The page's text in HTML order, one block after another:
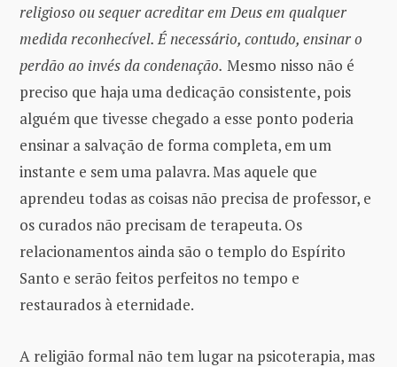
religioso ou sequer acreditar em Deus em qualquer
medida reconhecível. É necessário, contudo, ensinar o
perdão ao invés da condenação. Mesmo nisso não é
preciso que haja uma dedicação consistente, pois
alguém que tivesse chegado a esse ponto poderia
ensinar a salvação de forma completa, em um
instante e sem uma palavra. Mas aquele que
aprendeu todas as coisas não precisa de professor, e
os curados não precisam de terapeuta. Os
relacionamentos ainda são o templo do Espírito
Santo e serão feitos perfeitos no tempo e
restaurados à eternidade.
A religião formal não tem lugar na psicoterapia, mas